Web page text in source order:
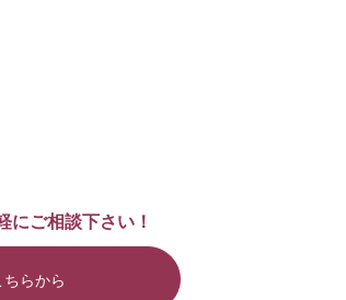
にご相談下さい！
らから